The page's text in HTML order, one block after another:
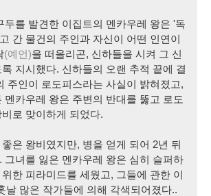
두를 발견한 이집트의 멘카우레 왕은 '독
간 물건의 주인과 자신이 어떤 인연이
(예언)을 떠올리곤, 신하들을 시켜 그 신
지시했다. 신하들의 오랜 추적 끝에 결
주인이 로도피스라는 사실이 밝혀졌고,
멘카우레 왕은 주변의 반대를 뚫고 로도
로 맞이하게 되었다.
은 왕비 였지만, 병을 얻게 되어 2년 뒤
그녀를 잃은 멘카우레 왕은 심히 슬퍼하
위한 피라미드를 세웠고, 그들에 관한 이
날 많은 작가들에 의해 각색되어졌다..